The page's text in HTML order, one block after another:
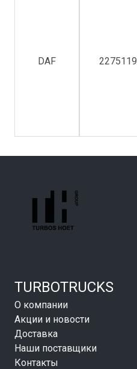
DAF 2275119
TURBOTRUCKS
О компании
Акции и новости
Доставка
Наши поставщики
Контакты